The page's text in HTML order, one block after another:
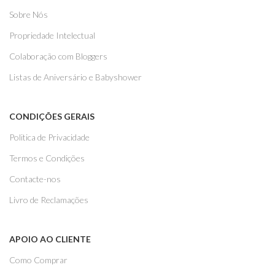
Sobre Nós
Propriedade Intelectual
Colaboração com Bloggers
Listas de Aniversário e Babyshower
CONDIÇÕES GERAIS
Politica de Privacidade
Termos e Condições
Contacte-nos
Livro de Reclamações
APOIO AO CLIENTE
Como Comprar